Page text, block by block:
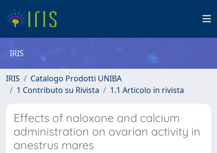
IRIS
IRIS
Catalogo Prodotti UNIBA
1 Contributo su Rivista
1.1 Articolo in rivista
Effects of naloxone and calcium
administration on ovarian activity in
anestrus mares